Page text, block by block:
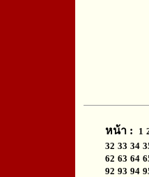
หน้า : 1
32 33 34
62 63 64
92 93 94